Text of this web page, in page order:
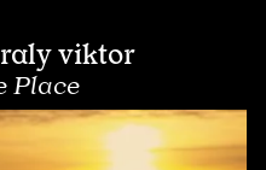
viktor
Place